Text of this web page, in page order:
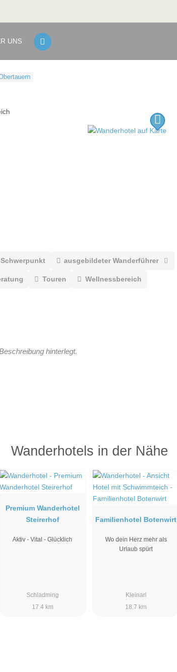
UNS
ausgebildeter Wanderführer
Touren Wellnessbereich
hinterlegt.
Wanderhotels in der Nähe
Premium Wanderhotel
Steirerhof
Aktiv - Vital - Glücklich
Schladming
17.4 km
Familienhotel Botenwirt
Wo dein Herz mehr als
Urlaub spürt
Kleinarl
18.7 km